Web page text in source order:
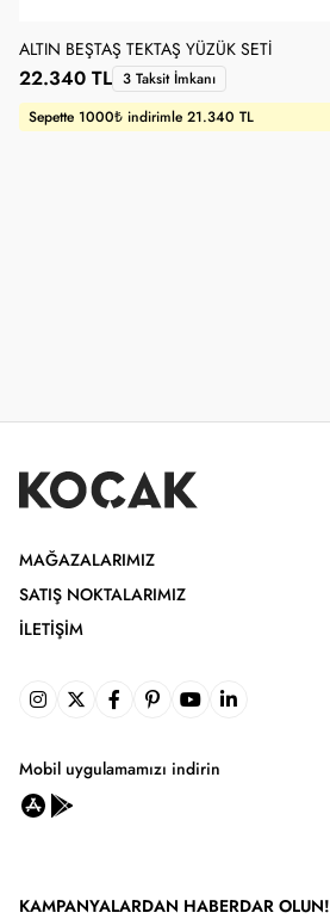
ALTIN BEŞTAŞ TEKTAŞ YÜZÜK SETI
Sepette 1000₺ indirimle 21.340 TL
22.340 TL 3 Taksit İmkanı
MAĞAZALARIMIZ
SATIŞ NOKTALARIMIZ
İLETIŞIM
Mobil uygulamamızı indirin
KAMPANYALARDAN HABERDAR OLUN!